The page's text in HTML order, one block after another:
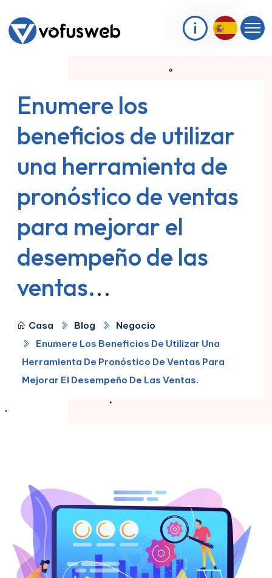
Enumere los
beneficios de utilizar
una herramienta de
pronóstico de ventas
para mejorar el
desempeño de las
ventas...
Casa Blog
Negocio
Enumere Los Beneficios De Utilizar Una
Herramienta De Pronóstico De Ventas Para
Mejorar El Desempeño De Las Ventas.